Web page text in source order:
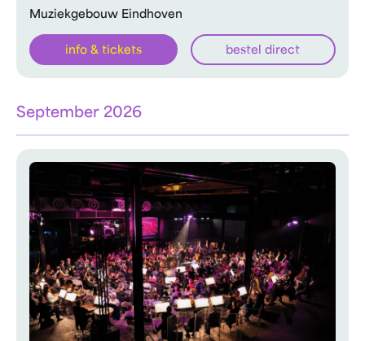
Muziekgebouw Eindhoven
info & tickets bestel direct
September 2026